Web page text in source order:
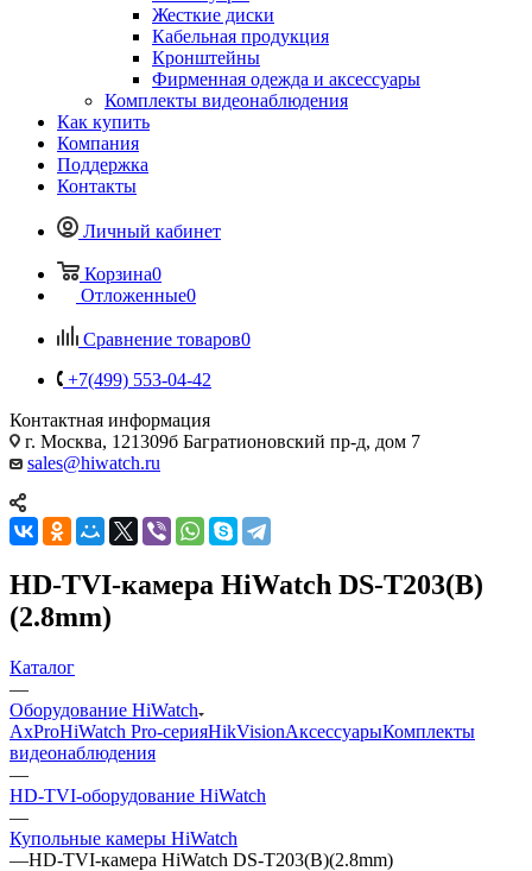
Жесткие диски
Кабельная продукция
Кронштейны
Фирменная одежда и аксессуары
Комплекты видеонаблюдения
Как купить
Компания
Поддержка
Контакты
Личный кабинет
Корзина0
Отложенные0
Сравнение товаров0
+7(499) 553-04-42
Контактная информация
г. Москва, 121309б Багратионовский пр-д, дом 7
sales@hiwatch.ru
HD-TVI-камера HiWatch DS-T203(B)
(2.8mm)
Каталог
—
Оборудование HiWatch
AxProHiWatch Pro-серияHikVisionАксессуарыКомплекты
видеонаблюдения
—
HD-TVI-оборудование HiWatch
—
Купольные камеры HiWatch
—HD-TVI-камера HiWatch DS-T203(B)(2.8mm)